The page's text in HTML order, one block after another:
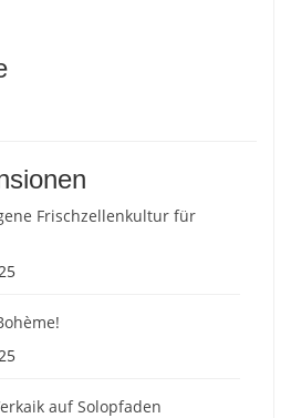
Frischzellenkultur für
auf Solopfaden